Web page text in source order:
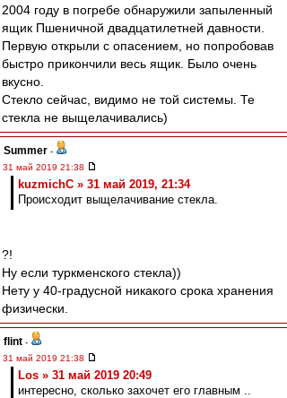
2004 году в погребе обнаружили запыленный
ящик Пшеничной двадцатилетней давности.
Первую открыли с опасением, но попробовав
быстро прикончили весь ящик. Было очень
вкусно.
Стекло сейчас, видимо не той системы. Те
стекла не выщелачивались)
Summer -
31 май 2019 21:38
kuzmichC » 31 май 2019, 21:34
Происходит выщелачивание стекла.
?!
Ну если туркменского стекла))
Нету у 40-градусной никакого срока хранения
физически.
flint -
31 май 2019 21:38
Los » 31 май 2019 20:49
интересно, сколько захочет его главным ..